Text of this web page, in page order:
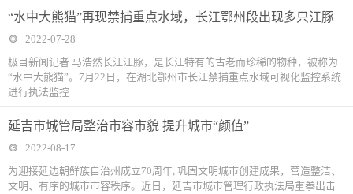
“水中大熊猫”再现禁捕重点水域，长江鄂州段出现多只江豚
2022-07-28
极目新闻记者 马浩然长江江豚，是长江特有的古老而珍稀的物种，被称为
“水中大熊猫”。7月22日，在湖北鄂州市长江禁捕重点水域可视化监控系统
进行执法监控
延吉市城管局整治市容市貌 提升城市“颜值”
2022-08-17
为迎接延边朝鲜族自治州成立70周年, 巩固文明城市创建成果，营造整洁、
文明、有序的城市市容秩序。近日，延吉市城市管理行政执法局重拳出击